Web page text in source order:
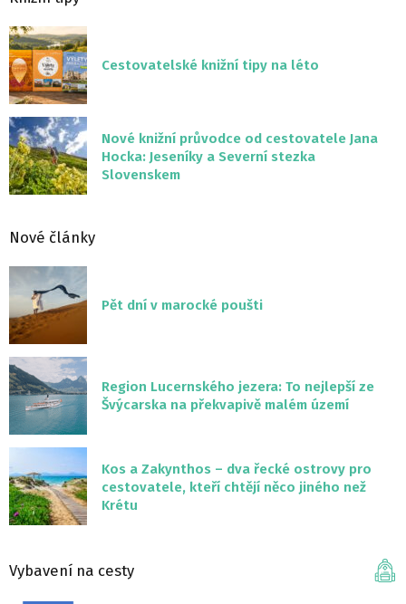
Cestovatelské knižní tipy na léto
Nové knižní průvodce od cestovatele Jana
Hocka: Jeseníky a Severní stezka
Slovenskem
Nové články
Pět dní v marocké poušti
Region Lucernského jezera: To nejlepší ze
Švýcarska na překvapivě malém území
Kos a Zakynthos – dva řecké ostrovy pro
cestovatele, kteří chtějí něco jiného než
Krétu
Vybavení na cesty